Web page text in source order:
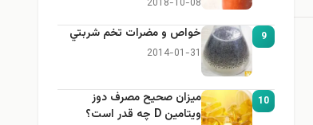
2018-10-08
9 خواص و مضرات تخم شربتي
2014-01-31
10
میزان صحیح مصرف دوز
ویتامین D چه قدر است؟